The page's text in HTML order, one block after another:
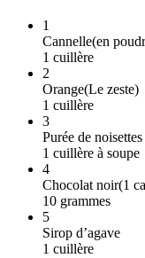
1
Cannelle(en
1 cuillère
2
Orange(Le zeste)
1 cuillère
3
Purée de noisettes
1 cuillère à soupe
4
Chocolat noir(1
10 grammes
5
Sirop d’agave
1 cuillère